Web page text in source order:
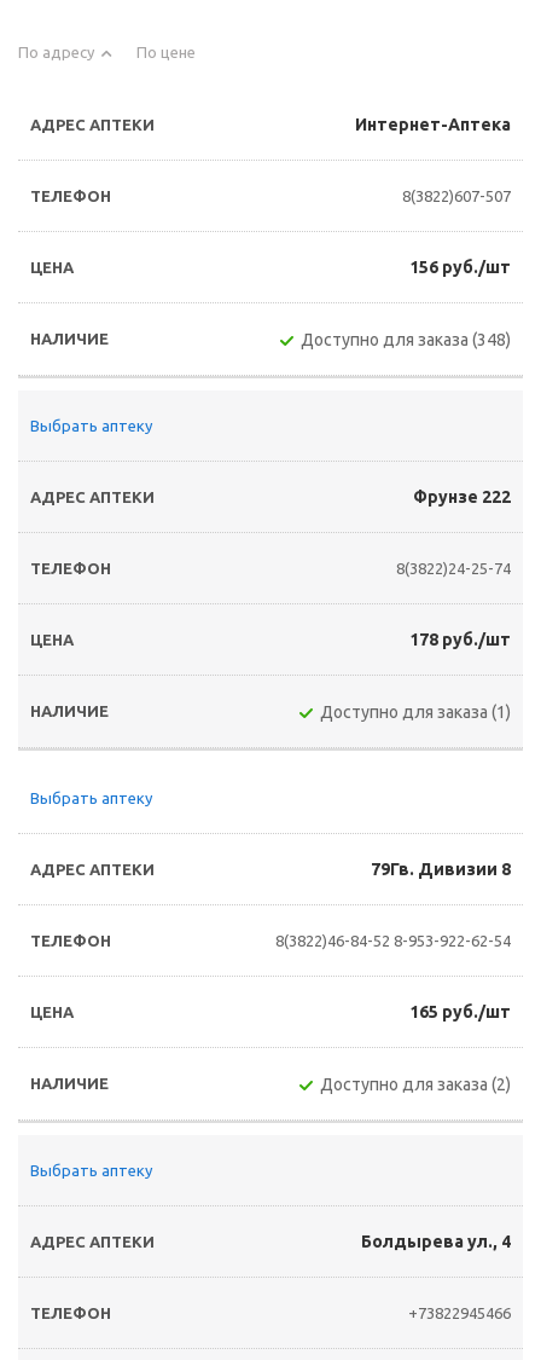
По адресу По цене
Интернет-Аптека
8(3822)607-507
156 руб./шт
Доступно для заказа (348)
Выбрать аптеку
Фрунзе 222
8(3822)24-25-74
178 руб./шт
Доступно для заказа (1)
Выбрать аптеку
79Гв. Дивизии 8
8(3822)46-84-52 8-953-922-62-54
165 руб./шт
Доступно для заказа (2)
Выбрать аптеку
Болдырева ул., 4
+73822945466